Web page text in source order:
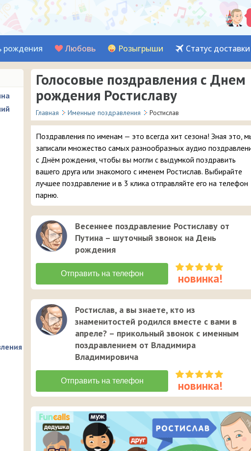
рождения Любовь Розыгрыши Статус доставки
Голосовые поздравления с Днем
рождения Ростиславу
Главная Именные поздравления Ростислав
Поздравления по именам — это всегда хит сезона! Зная это,
записали множество самых разнообразных аудио
с Днём рождения, чтобы вы могли с выдумкой поздравить
вашего друга или знакомого с именем Ростислав. Выбирайте
лучшее поздравление и в 3 клика отправляйте его на телефон
парню.
Весеннее поздравление Ростиславу от
Путина – шуточный звонок на День
рождения
Ростислав, а вы знаете, кто из
знаменитостей родился вместе с вами в
апреле? – прикольный звонок с именным
поздравлением от Владимира
Владимировича